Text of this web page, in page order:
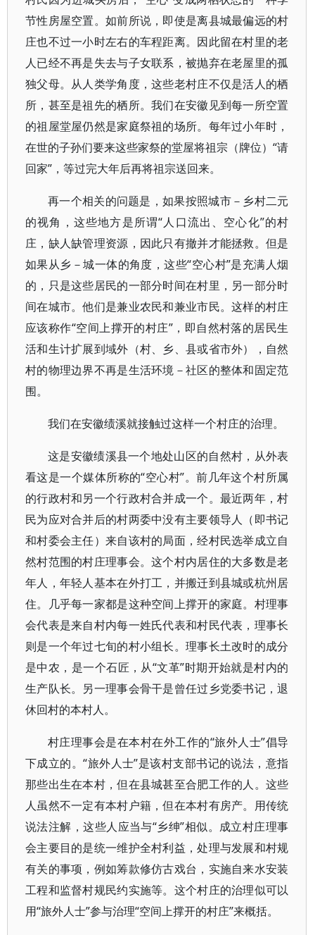
节性房屋空置。如前所说，即使是离县城最偏远的村
庄也不过一小时左右的车程距离。因此留在村里的老
人已经不再是失去与子女联系，被抛弃在老屋里的孤
独父母。从人类学角度，这些老村庄不仅是活人的栖
所，甚至是祖先的栖所。我们在安徽见到每一所空置
的祖屋堂屋仍然是家庭祭祖的场所。每年过小年时，
在世的子孙们要来这些家祭的堂屋将祖宗（牌位）“请
回家”，等过完大年后再将祖宗送回来。
再一个相关的问题是，如果按照城市－乡村二元
的视角，这些地方是所谓“人口流出、空心化”的村
庄，缺人缺管理资源，因此只有撤并才能拯救。但是
如果从乡－城一体的角度，这些“空心村”是充满人烟
的，只是这些居民的一部分时间在村里，另一部分时
间在城市。他们是兼业农民和兼业市民。这样的村庄
应该称作“空间上撑开的村庄”，即自然村落的居民生
活和生计扩展到域外（村、乡、县或省市外），自然
村的物理边界不再是生活环境－社区的整体和固定范
围。
我们在安徽绩溪就接触过这样一个村庄的治理。
这是安徽绩溪县一个地处山区的自然村，从外表
看这是一个媒体所称的“空心村”。前几年这个村所属
的行政村和另一个行政村合并成一个。最近两年，村
民为应对合并后的村两委中没有主要领导人（即书记
和村委会主任）来自该村的局面，经村民选举成立自
然村范围的村庄理事会。这个村内居住的大多数是老
年人，年轻人基本在外打工，并搬迁到县城或杭州居
住。几乎每一家都是这种空间上撑开的家庭。村理事
会代表是来自村内每一姓氏代表和村民代表，理事长
则是一个年过七旬的村小组长。理事长土改时的成分
是中农，是一个石匠，从“文革”时期开始就是村内的
生产队长。另一理事会骨干是曾任过乡党委书记，退
休回村的本村人。
村庄理事会是在本村在外工作的“旅外人士”倡导
下成立的。“旅外人士”是该村支部书记的说法，意指
那些出生在本村，但在县城甚至合肥工作的人。这些
人虽然不一定有本村户籍，但在本村有房产。用传统
说法注解，这些人应当与“乡绅”相似。成立村庄理事
会主要目的是统一维护全村利益，处理与发展和村规
有关的事项，例如筹款修仿古戏台，实施自来水安装
工程和监督村规民约实施等。这个村庄的治理似可以
用“旅外人士”参与治理“空间上撑开的村庄”来概括。